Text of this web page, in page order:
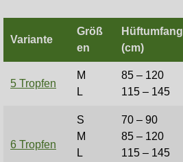
Variante
Größ
en
Hüftumfang
(cm)
5 Tropfen
M
L
85 – 120
115 – 145
6 Tropfen
S
M
L
70 – 90
85 – 120
115 – 145